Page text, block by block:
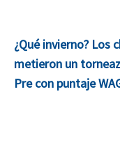
¿Qué invierno? Los
metieron un
Pre con puntaje